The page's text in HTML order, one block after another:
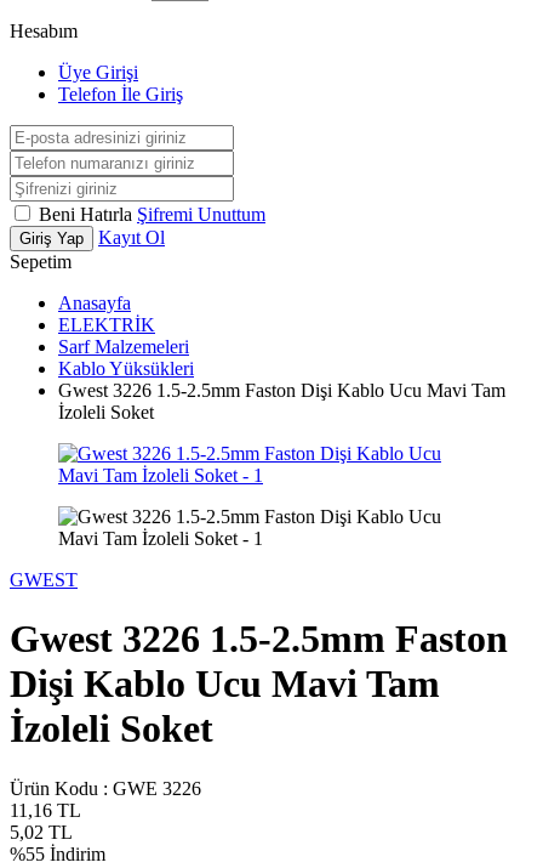
Hesabım
Üye Girişi
Telefon İle Giriş
Beni Hatırla Şifremi Unuttum
Giriş Yap
Kayıt Ol
Sepetim
Anasayfa
ELEKTRİK
Sarf Malzemeleri
Kablo Yüksükleri
Gwest 3226 1.5-2.5mm Faston Dişi Kablo Ucu Mavi Tam
İzoleli Soket
GWEST
Gwest 3226 1.5-2.5mm Faston
Dişi Kablo Ucu Mavi Tam
İzoleli Soket
Ürün Kodu : GWE 3226
11,16 TL
5,02 TL
%55 İndirim